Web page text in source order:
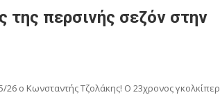
περσινής σεζόν στην
ο Κωνσταντής Τζολάκης! Ο 23χρονος γκολκίπερ